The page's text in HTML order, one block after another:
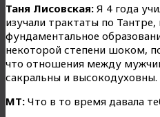
Таня Лисовская: Я 4 года
изучали трактаты по
фундаментальное
некоторой степени шоком,
что отношения между
сакральны и высокодуховны.
МТ: Что в то время давала